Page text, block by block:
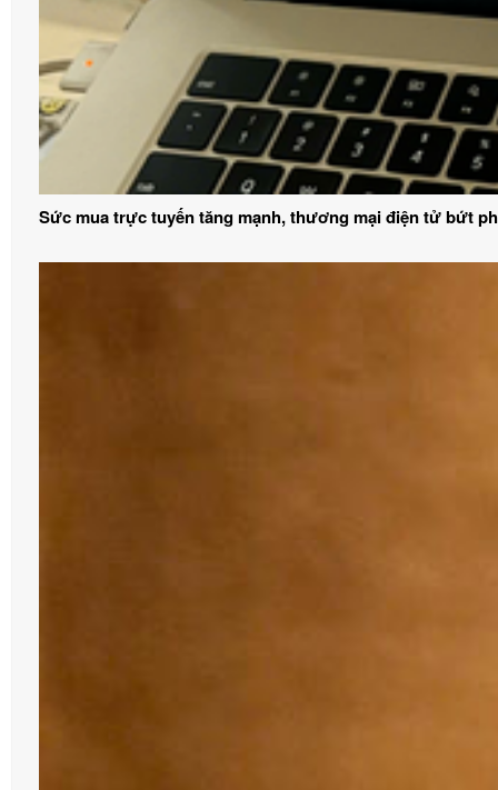
Sức mua trực tuyến tăng mạnh, thương mại điện tử bứt